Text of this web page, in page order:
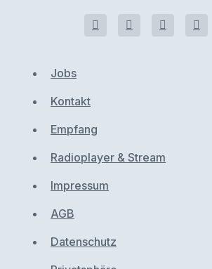
Jobs
Kontakt
Empfang
Radioplayer & Stream
Impressum
AGB
Datenschutz